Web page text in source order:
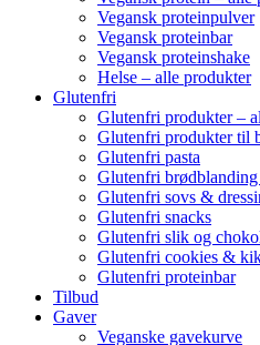
Vegansk proteinpulver
Vegansk proteinbar
Vegansk proteinshake
Helse – alle produkter
Glutenfri
Glutenfri produkter –
Glutenfri produkter til
Glutenfri pasta
Glutenfri
Glutenfri sovs &
Glutenfri snacks
Glutenfri slik og
Glutenfri cookies &
Glutenfri proteinbar
Tilbud
Gaver
Veganske gavekurve